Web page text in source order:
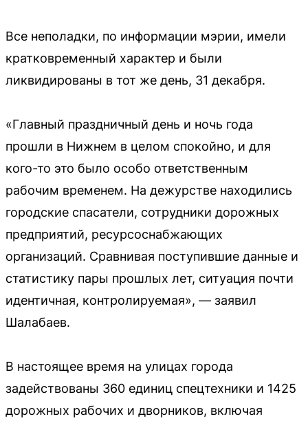
Все неполадки, по информации мэрии, имели
кратковременный характер и были
ликвидированы в тот же день, 31 декабря.
«Главный праздничный день и ночь года
прошли в Нижнем в целом спокойно, и для
кого-то это было особо ответственным
рабочим временем. На дежурстве находились
городские спасатели, сотрудники дорожных
предприятий, ресурсоснабжающих
организаций. Сравнивая поступившие данные и
статистику пары прошлых лет, ситуация почти
идентичная, контролируемая», — заявил
Шалабаев.
В настоящее время на улицах города
задействованы 360 единиц спецтехники и 1425
дорожных рабочих и дворников, включая